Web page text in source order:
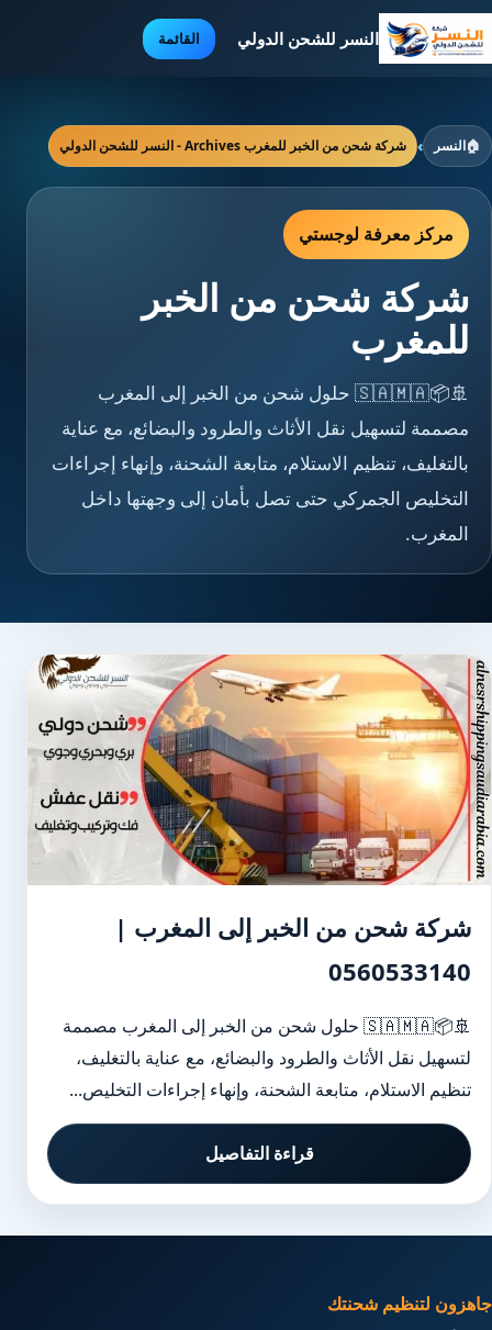
النسر للشحن الدولي القائمة
🏠النسر › شركة شحن من الخبر للمغرب Archives - النسر للشحن الدولي
مركز معرفة لوجستي
شركة شحن من الخبر
للمغرب
🚢📦🇸🇦🇲🇦 حلول شحن من الخبر إلى المغرب
مصممة لتسهيل نقل الأثاث والطرود والبضائع، مع عناية
بالتغليف، تنظيم الاستلام، متابعة الشحنة، وإنهاء إجراءات
التخليص الجمركي حتى تصل بأمان إلى وجهتها داخل
المغرب.
شركة شحن من الخبر إلى المغرب |
0560533140
🚢📦🇸🇦🇲🇦 حلول شحن من الخبر إلى المغرب مصممة
لتسهيل نقل الأثاث والطرود والبضائع، مع عناية بالتغليف،
تنظيم الاستلام، متابعة الشحنة، وإنهاء إجراءات التخليص...
قراءة التفاصيل
جاهزون لتنظيم شحنتك